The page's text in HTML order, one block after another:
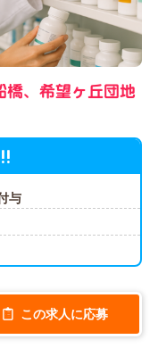
橋、希望ヶ丘団地
与
この求人に応募